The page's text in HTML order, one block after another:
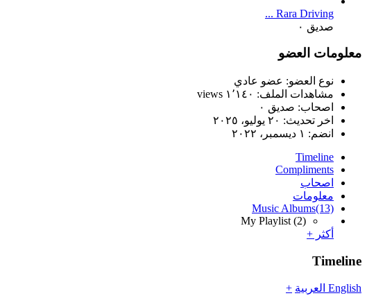
Rara Driving ...
صديق ٠
معلومات العضو
نوع العضو: عضو عادي
مشاهدات الملف: ١٬١٤٠ views
اصحاب: صديق ٠
اخر تحديث: ٢٠ يوليو، ٢٠٢٥
انضم: ١ ديسمبر، ٢٠٢٢
Timeline
Compliments
اصحاب
معلومات
Music Albums(13)
My Playlist (2)
أكثر +
Timeline
English العربية +